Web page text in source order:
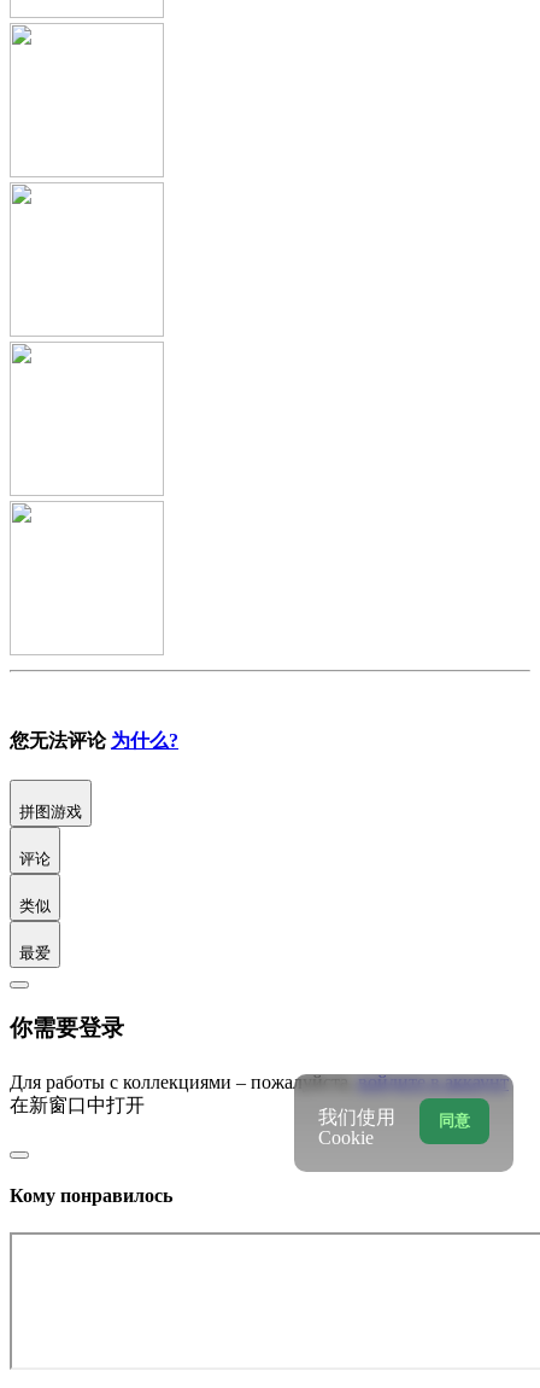
您无法评论 为什么?
拼图游戏
评论
类似
最爱
你需要登录
Для работы с коллекциями – пожалуйста, войдите в аккаунт
在新窗口中打开
Кому понравилось
同意
我们使用
Cookie